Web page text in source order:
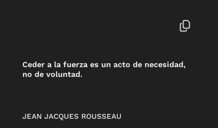
Ceder a la fuerza es un acto de necesidad,
no de voluntad.
JEAN JACQUES ROUSSEAU